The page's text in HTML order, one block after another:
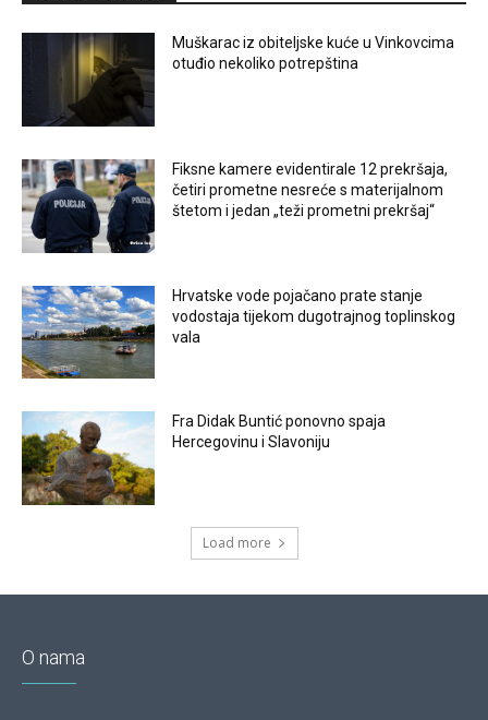
Muškarac iz obiteljske kuće u Vinkovcima
otuđio nekoliko potrepština
Fiksne kamere evidentirale 12 prekršaja,
četiri prometne nesreće s materijalnom
štetom i jedan „teži prometni prekršaj“
Hrvatske vode pojačano prate stanje
vodostaja tijekom dugotrajnog toplinskog
vala
Fra Didak Buntić ponovno spaja
Hercegovinu i Slavoniju
Load more
O nama